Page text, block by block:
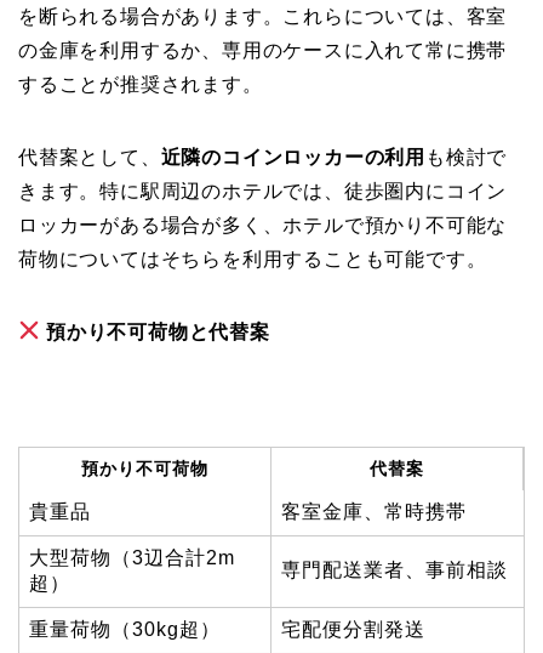
を断られる場合があります。これらについては、客室
の金庫を利用するか、専用のケースに入れて常に携帯
することが推奨されます。
代替案として、 近隣のコインロッカーの利用 も検討で
きます。特に駅周辺のホテルでは、徒歩圏内にコイン
ロッカーがある場合が多く、ホテルで預かり不可能な
荷物についてはそちらを利用することも可能です。
預かり不可荷物と代替案
預かり不可荷物 代替案
貴重品 客室金庫、常時携帯
大型荷物（3辺合計2m
超）
専門配送業者、事前相談
重量荷物（30kg超） 宅配便分割発送